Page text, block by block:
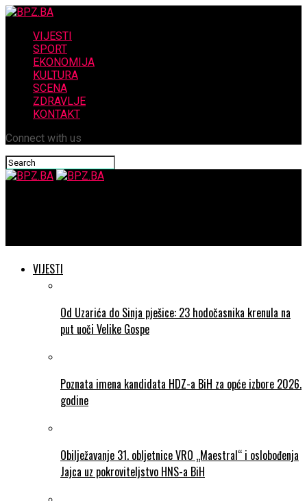
VIJESTI
SPORT
EKONOMIJA
KULTURA
SCENA
ZDRAVLJE
KONTAKT
Connect with us
VIJESTI
Od Uzarića do Sinja pješice: 23 hodočasnika krenula na
put uoči Velike Gospe
Poznata imena kandidata HDZ-a BiH za opće izbore 2026.
godine
Obilježavanje 31. obljetnice VRO „Maestral“ i oslobođenja
Jajca uz pokroviteljstvo HNS-a BiH